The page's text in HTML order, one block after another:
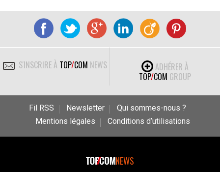
S'INSCRIRE À TOP/COM NEWS
ADHÉRER À
TOP/COM GROUP
Fil RSS Newsletter
Qui sommes-nous ?
Mentions légales
Conditions d’utilisations
NEWS